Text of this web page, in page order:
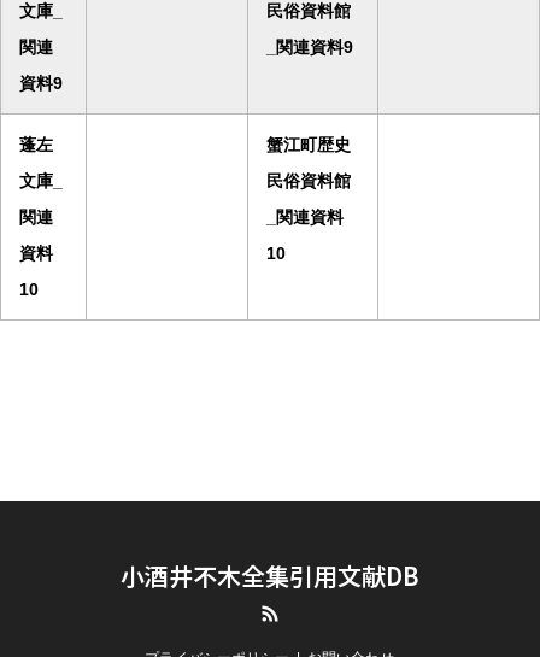
文庫_
関連
資料9
民俗資料館
_関連資料9
蓬左
文庫_
関連
資料
10
蟹江町歴史
民俗資料館
_関連資料
10
小酒井不木全集引用文献DB